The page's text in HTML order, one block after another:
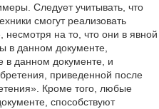
Следует учитывать, что
смогут реализовать
несмотря на то, что они в явной
в данном документе,
в данном документе, и
приведенной после
Кроме того, любые
способствуют